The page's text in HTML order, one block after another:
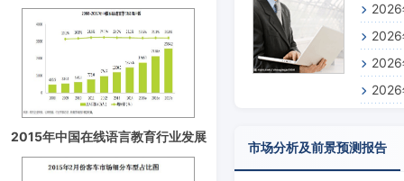
2015年中国在线语言教育行业发展
趋势分析预测
2026
2026
2026
2026
市场分析及前景预测报告